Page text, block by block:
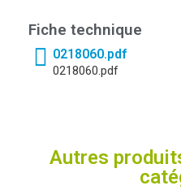
Fiche technique
0218060.pdf
0218060.pdf
Autres